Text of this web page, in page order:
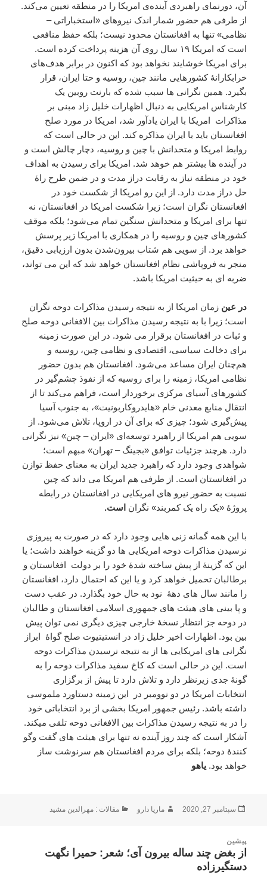
آن، دورنمای راهبردی آینده‌ی امریکا را در منطقه تعیین می‌کند.
از طرفی هم حضور شمار اندک نیروهای «استخباراتی –
نظامی» تنها به افغانستان محدود نیست؛ بلکه حفظ منافعی
است که امریکا ۱۹ سال روی آن هزینه پرداخت کرده است.
برای امریکا خوشایند نخواهد بود که اکنون در برابر هدف‌های
خرابکارانۀ کشورهایی مانند چین، روسیه و حتا ایران، قرار
بگیرد. همین نگرانی ها سبب شده که بارنت روبین یک
کارشناس امریکایی به دنبال اظهارات خلیل زاد مبنی بر
مذاکرات امریکا با ایران یادآور شد، امریکا در مورد صلح
افغانستان باید با ایران مذاکره کند. این در حالی است که
روابط امریکا و متحدانش با چین و روسیه، دچار چالش است و
در آینده ها بیشتر هم خوهد شد. امریکا برای رسیدن به اهداف
خود در منطقه نیاز به رقابت دراز مدت و در ضمن طرح راۀ
حل دراز مدت دارد. از این رو امریکا از شکست خود در
افغانستان نگران است؛ زیرا شکست امریکا در افغانستان، نه
تنها برای امریکا و متحدانش سنگین تمام می‌شود؛ بلکه موقف
کشورهای چین و روسیه را در همکاری با امریکا زیر پرسش
خواهد برد. از سویی هم شتاب بیرون‌شدن بدون ارزیابی دقیق،
منجر به فروپاشی نظام افغانستان خواهد شد که این می تواند،
ضربه ای به حیثیت امریکا باشد.
در عینزمان امریکا از به نتیجه رسیدن مذاکرات دوحه نگران
است؛ زیرا با به نتیجه رسیدن مذاکرات بین الافغانی دوحه صلح
و ثبات در افغانستان برقرار می شود. در این صورت زمینه
برای دخالت سیاسی، اقتصادی و نظامی چین، روسیه و
هم‌چنان ایران مساعد می‌شود. افغانستان هم بدون حضور
نظامی امریکا، زمینه را برای روسیه که از نفوذ چشم‌گیر در
کشورهای آسیای مرکزی برخوردار است، فراهم می‌کند تا از
انتقال منابع معدنی خام «هایدروکاربونیت»، به جنوب آسیا
پیش‌گیری شود؛ چیزی که برای آن در اروپا، تلاش می‌شود. از
سویی هم امریکا از راهبرد توسعه‌ای «ایران – چین» نیز نگرانی
دارد. هرچند جزئیات توافق «بجینگ – تهران» مبهم است؛
شواهدی وجود دارد که راهبرد جدید ایران به معنای حفظ توازن
در افغانستان است. از طرفی هم امریکا می داند که چین
نسبت به حضور نیرو های امریکایی در افغانستان در رابطه
پروژۀ «یک راه یک کمربند» نگران است.
با این همه گمانه زنی هایی وجود دارد که در صورت به پیروزی
نرسیدن مذاکرات دوحه امریکایی ها دو گزینه خواهند داشت؛ یا
این که گزینۀ از پیش ساخته شدۀ خود را بر دولت افغانستان و
برطالبان تحمیل خواهد کرد و یا این که احتمال دارد، افغانستان
را مانند سال های دهۀ نود به حال خود بگذارد. در عقب دست
و پا بینی های هیئت های جمهوری اسلامی افغانستان و طالبان
در دوحه جز انتظار نسخۀ خارجی چیزی دیگری نمی توان پیش
بین بود. اظهارات اخیر خلیل زاد در انستیتیوت صلح گواۀ ابراز
نگرانی های امریکایی ها از به نتیجه نرسیدن مذاکرات دوحه
است. این در حالی است که کاخ سفید مذاکرات دوحه را به
گونۀ جدی زیرنظر دارد و تلاش دارد تا پیش از برگزاری
انتخابات امریکا در دو نوومبر در این زمینه دستاورد ملموسی
داشته باشد. رئیس جمهور امریکا بخشی از برد انتخاباتی خود
را در به نتیجه رسیدن مذاکرات بین الافغانی دوحه تلقی میکند.
آشکار است که چند روز آینده نه تنها برای هیئت های گفت وگو
کنندۀ دوحه؛ بلکه برای مردم افغانستان هم سرنوشت ساز
خواهد بود. یاهو
ارسال
سپتامبر 27, 2020 نویسنده
ماریا دارو دسته‌ها
مقالات : مهرالدین مشید
نوشتهپیشین
نوشته
قبلی:
از بغض چند ساله بیرون آی؛ شعر: حمیرا نگهت
دستگیرزاده